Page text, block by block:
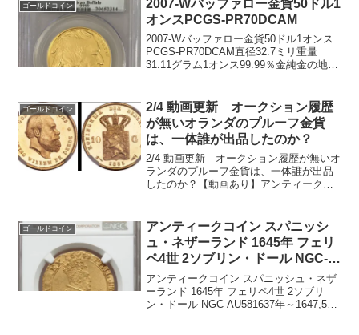
2名の...
ゴールドコイン
2007-Wバッファロー金貨50ドル1
オンスPCGS-PR70DCAM
2007-Wバッファロー金貨50ドル1オンス
PCGS-PR70DCAM直径32.7ミリ重量
31.11グラム1オンス99.99％金純金の地金
す。ゴールドイーグルと...
ゴールドコイン
2/4 動画更新 オークション履歴
が無いオランダのプルーフ金貨
は、一体誰が出品したのか？
2/4 動画更新 オークション履歴が無いオ
ランダのプルーフ金貨は、一体誰が出品
したのか？【動画あり】アンティークコ
PF66CAMEOこのプルーフの鑑定済コイ
ンは、...
ゴールドコイン
アンティークコイン スパニッシ
ュ・ネザーランド 1645年 フェリ
ペ4世 2ソブリン・ドール NGC-
AU58
アンティークコイン スパニッシュ・ネザ
ーランド 1645年 フェリペ4世 2ソブリ
ン・ドール NGC-AU581637年～1647,59